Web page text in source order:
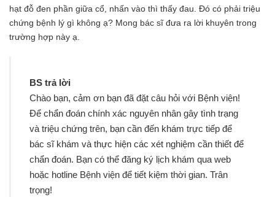
hạt đỗ đen phần giữa cổ, nhấn vào thì thấy đau. Đó có phải triệu
chứng bệnh lý gì không ạ? Mong bác sĩ đưa ra lời khuyên trong
trường hợp này ạ.
BS trả lời
Chào bạn, cảm ơn bạn đã đặt câu hỏi với Bệnh viện!
Để chẩn đoán chính xác nguyên nhân gây tình trạng
và triệu chứng trên, bạn cần đến khám trực tiếp để
bác sĩ khám và thực hiện các xét nghiệm cần thiết để
chẩn đoán. Bạn có thể đăng ký lịch khám qua web
hoặc hotline Bệnh viện để tiết kiệm thời gian. Trân
trọng!